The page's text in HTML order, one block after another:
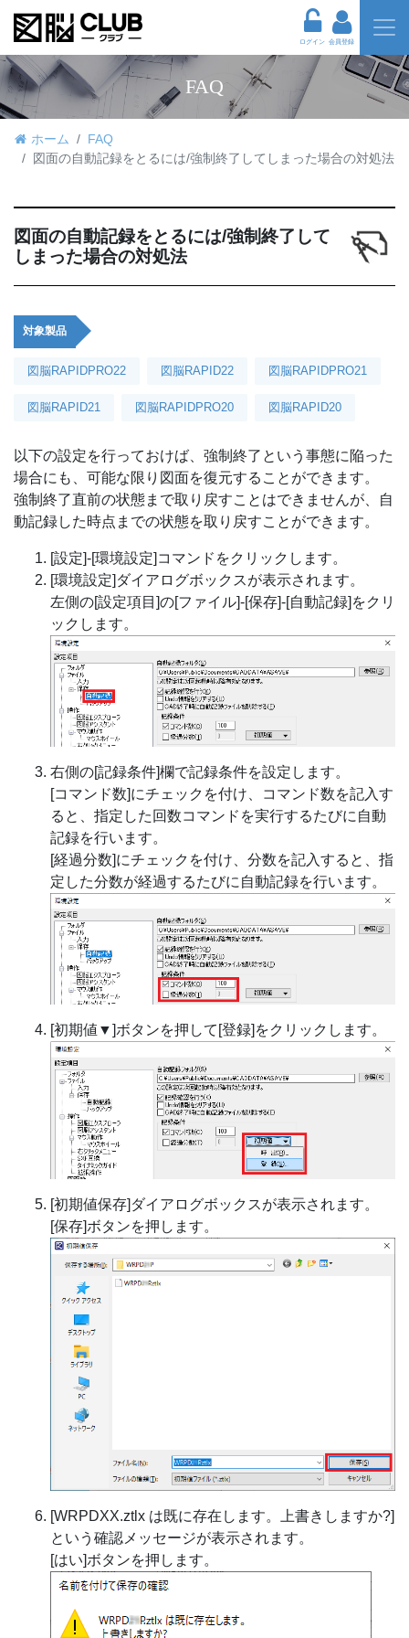
ログイン 会員登録
FAQ
ホーム
FAQ
図面の自動記録をとるには/強制終了してしまった場合の対処法
図面の自動記録をとるには/強制終了して
しまった場合の対処法
対象製品
図脳RAPIDPRO22 図脳RAPID22 図脳RAPIDPRO21
図脳RAPID21 図脳RAPIDPRO20 図脳RAPID20
以下の設定を行っておけば、強制終了という事態に陥った
場合にも、可能な限り図面を復元することができます。
強制終了直前の状態まで取り戻すことはできませんが、自
動記録した時点までの状態を取り戻すことができます。
[設定]-[環境設定]コマンドをクリックします。
[環境設定]ダイアログボックスが表示されます。
左側の[設定項目]の[ファイル]-[保存]-[自動記録]をクリ
ックします。
右側の[記録条件]欄で記録条件を設定します。
[コマンド数]にチェックを付け、コマンド数を記入す
ると、指定した回数コマンドを実行するたびに自動
記録を行います。
[経過分数]にチェックを付け、分数を記入すると、指
定した分数が経過するたびに自動記録を行います。
[初期値▼]ボタンを押して[登録]をクリックします。
[初期値保存]ダイアログボックスが表示されます。
[保存]ボタンを押します。
[WRPDXX.ztlx は既に存在します。上書きしますか?]
という確認メッセージが表示されます。
[はい]ボタンを押します。